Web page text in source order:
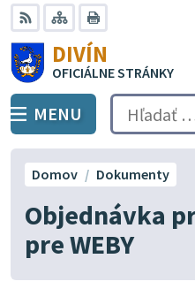
Preskočiť
na
obsah
RSS Mapa
DIVÍN
OFICIÁLNE STRÁNKY
PREPNÚŤ
MENU Hľadať:
Objednávka
pre WEBY
Domov Dokumenty